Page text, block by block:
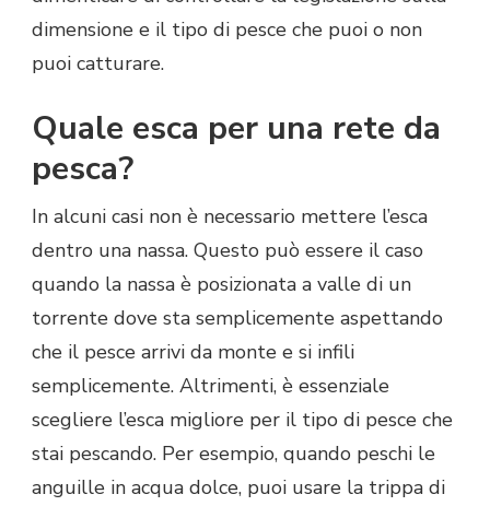
dimensione e il tipo di pesce che puoi o non
puoi catturare.
Quale esca per una rete da
pesca?
In alcuni casi non è necessario mettere l’esca
dentro una nassa. Questo può essere il caso
quando la nassa è posizionata a valle di un
torrente dove sta semplicemente aspettando
che il pesce arrivi da monte e si infili
semplicemente. Altrimenti, è essenziale
scegliere l’esca migliore per il tipo di pesce che
stai pescando. Per esempio, quando peschi le
anguille in acqua dolce, puoi usare la trippa di